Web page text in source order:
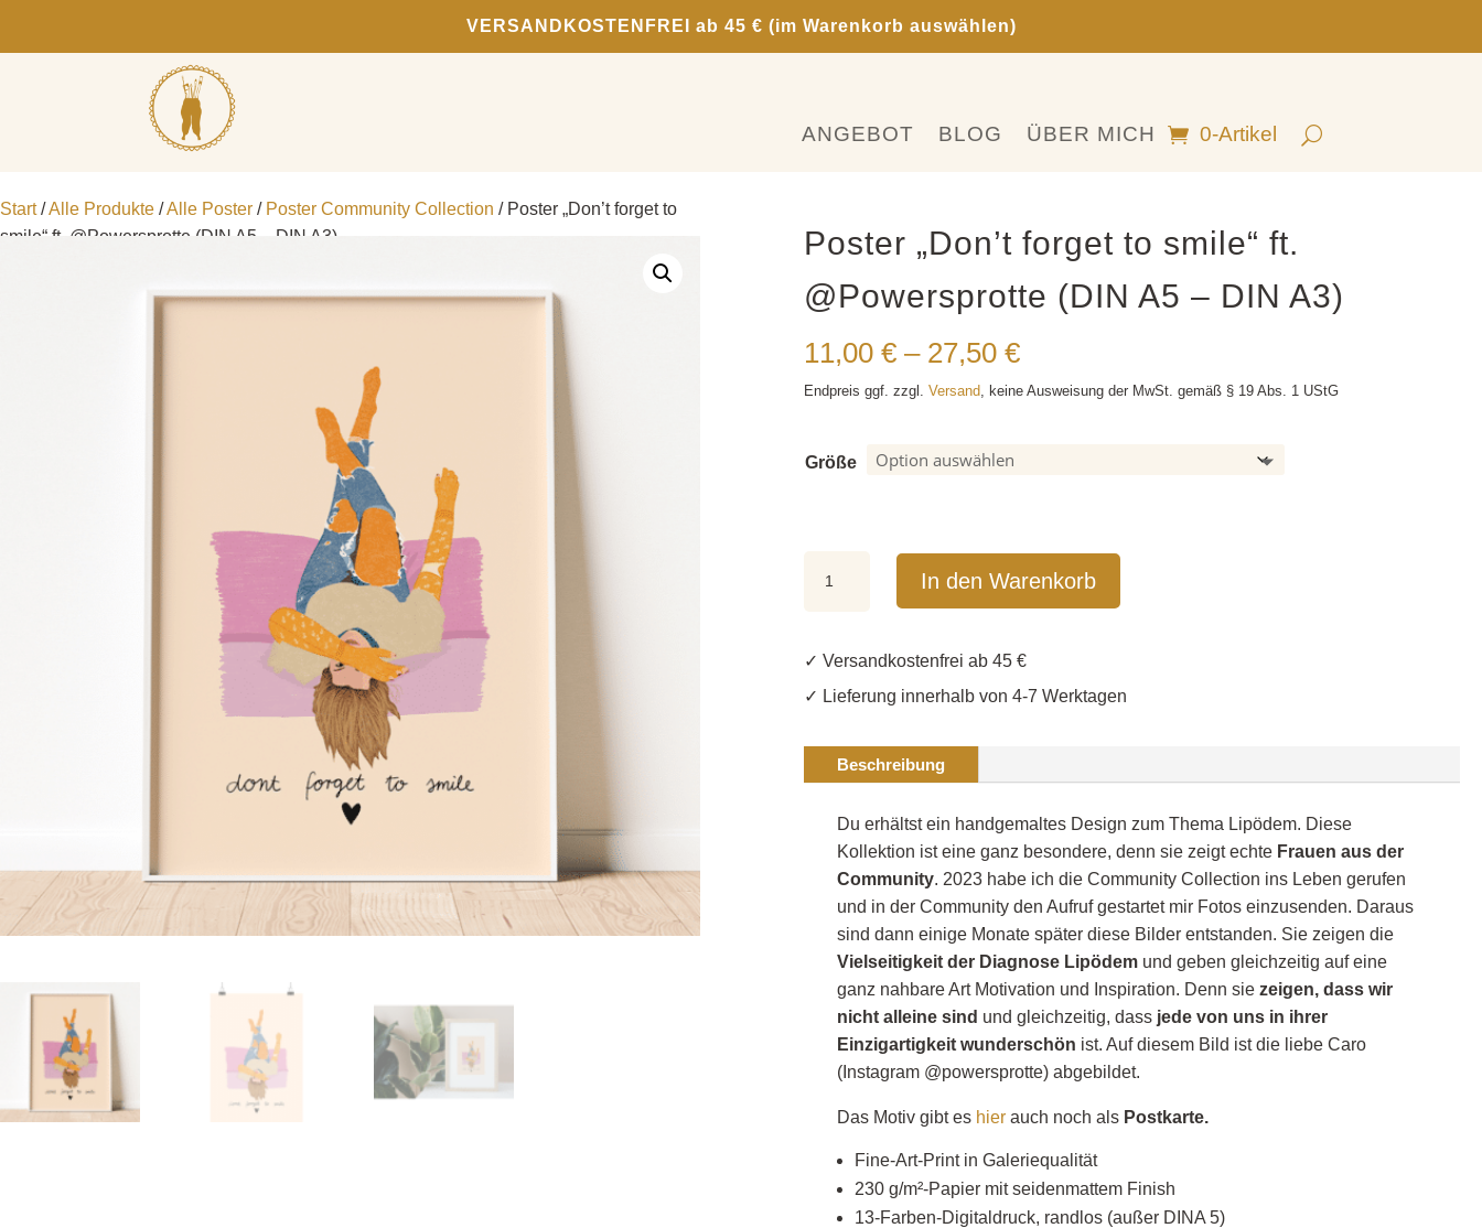
VERSANDKOSTENFREI ab 45 € (im Warenkorb auswählen)
ANGEBOT BLOG ÜBER MICH 0-Artikel
Start/Alle Produkte /Alle Poster / Poster Community Collection / Poster „Don’t forget to
smile“ ft. @Powersprotte (DIN A5 – DIN A3)
Poster „Don’t forget to smile“ ft.
@Powersprotte (DIN A5 – DIN A3)
11,00 € – 27,50 €Preisspanne:
11,00 €
bis
Endpreis ggf. zzgl. Versand, keine Ausweisung der MwSt. gemäß § 19 Abs. 1 UStG
Größe
"Don't
ft.
(DIN
A5
In den Warenkorb
✓ Versandkostenfrei ab 45 €
✓ Lieferung innerhalb von 4-7 Werktagen
Beschreibung
Du erhältst ein handgemaltes Design zum Thema Lipödem. Diese
Kollektion ist eine ganz besondere, denn sie zeigt echte Frauen aus der
Community. 2023 habe ich die Community Collection ins Leben gerufen
und in der Community den Aufruf gestartet mir Fotos einzusenden. Daraus
sind dann einige Monate später diese Bilder entstanden. Sie zeigen die
Vielseitigkeit der Diagnose Lipödemund geben gleichzeitig auf eine
ganz nahbare Art Motivation und Inspiration. Denn sie zeigen, dass wir
nicht alleine sind und gleichzeitig, dass jede von uns in ihrer
Einzigartigkeit wunderschön ist. Auf diesem Bild ist die liebe Caro
(Instagram @powersprotte) abgebildet.
Das Motiv gibt es hierauch noch als Postkarte.
Fine-Art-Print in Galeriequalität
230 g/m²-Papier mit seidenmattem Finish
13-Farben-Digitaldruck, randlos (außer DINA 5)